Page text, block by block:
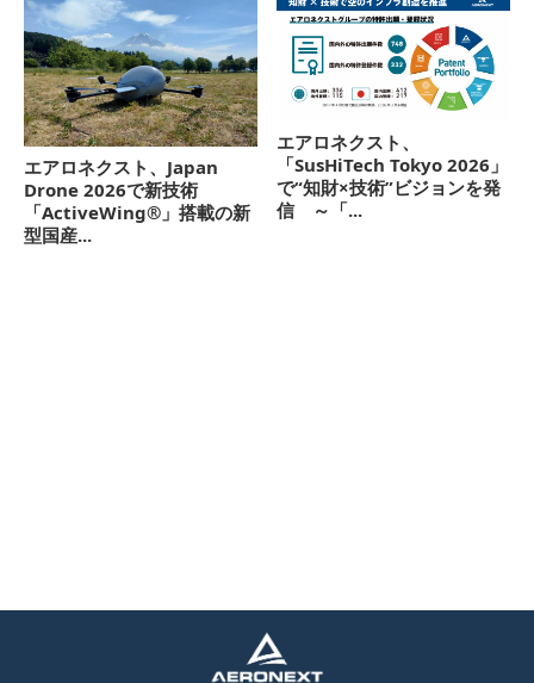
エアロネクスト、Japan
Drone 2026で新技術
「ActiveWing®」搭載の新
型国産...
エアロネクスト、
「SusHiTech Tokyo 2026」
で“知財×技術”ビジョンを発
信 ～「...